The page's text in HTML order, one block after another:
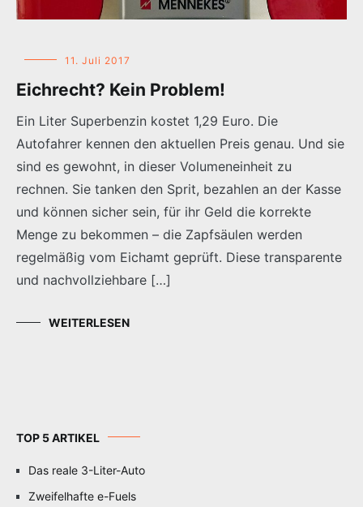
11. Juli 2017
Eichrecht? Kein Problem!
Ein Liter Superbenzin kostet 1,29 Euro. Die
Autofahrer kennen den aktuellen Preis genau. Und sie
sind es gewohnt, in dieser Volumeneinheit zu
rechnen. Sie tanken den Sprit, bezahlen an der Kasse
und können sicher sein, für ihr Geld die korrekte
Menge zu bekommen – die Zapfsäulen werden
regelmäßig vom Eichamt geprüft. Diese transparente
und nachvollziehbare […]
WEITERLESEN
TOP 5 ARTIKEL
Das reale 3-Liter-Auto
Zweifelhafte e-Fuels